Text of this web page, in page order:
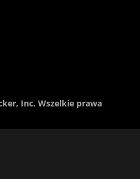
Inc. Wszelkie prawa